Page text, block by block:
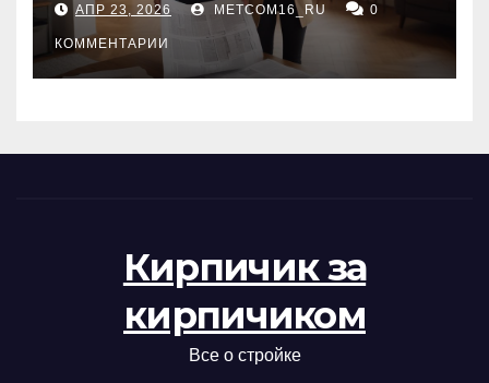
проверка документов
АПР 23, 2026 METCOM16_RU 0
КОММЕНТАРИИ
Кирпичик за
кирпичиком
Все о стройке